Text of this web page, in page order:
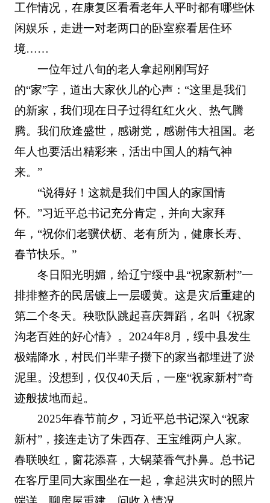
工作情况，在康复区看看老年人平时都有哪些休
闲娱乐，走进一对老两口的卧室察看居住环
境……
一位年过八旬的老人拿起刚刚写好
的“家”字，道出大家伙儿的心声：“这里是我们
的新家，我们现在日子过得红红火火、热气腾
腾。我们欣逢盛世，感谢党，感谢伟大祖国。老
年人也要活出精彩来，活出中国人的精气神
来。”
“说得好！这就是我们中国人的家国情
怀。”习近平总书记充分肯定，并向大家拜
年，“祝你们老骥伏枥、老有所为，健康长寿、
春节快乐。”
冬日阳光明媚，给辽宁绥中县“祝家新村”一
排排整齐的民居镀上一层暖黄。这是灾后重建的
第二个冬天。秧歌队跳起喜庆舞蹈，名叫《祝家
沟老百姓的好心情》。2024年8月，绥中县发生
极端降水，村民们半辈子攒下的家当都埋进了淤
泥里。没想到，仅仅40天后，一座“祝家新村”奇
迹般拔地而起。
2025年春节前夕，习近平总书记深入“祝家
新村”，接连走访了朱西存、王宝维两户人家。
春联映红，窗花添喜，大锅菜香气扑鼻。总书记
在客厅里同大家围坐在一起，拿起洪灾时的照片